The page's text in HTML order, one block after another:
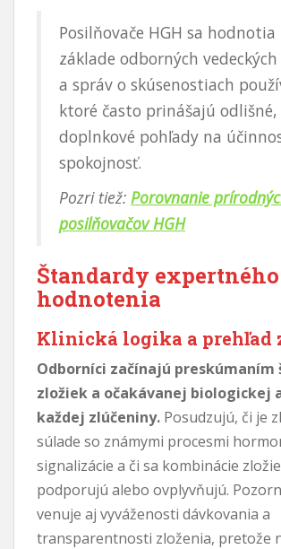
Posilňovače HGH sa hodnotia
základe odborných
a správ o skúsenostiach
ktoré často prinášajú odlišné,
doplnkové pohľady na
spokojnosť.
Pozri tiež: Porovnanie
posilňovačov HGH
Štandardy expertného
hodnotenia
Klinická logika a prehľad
Odborníci začínajú
zložiek a očakávanej biologickej
každej zlúčeniny. Posudzujú, či je
súlade so známymi procesmi
signalizácie a či sa kombinácie
podporujú alebo ovplyvňujú.
venuje aj vyváženosti dávkovania a
transparentnosti zloženia, pretože